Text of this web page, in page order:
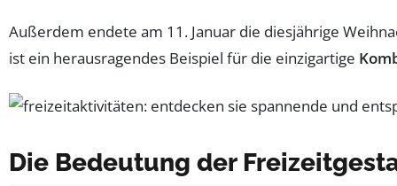
Außerdem endete am 11. Januar die diesjährige
ist ein herausragendes Beispiel für die einzigartige
Die Bedeutung der